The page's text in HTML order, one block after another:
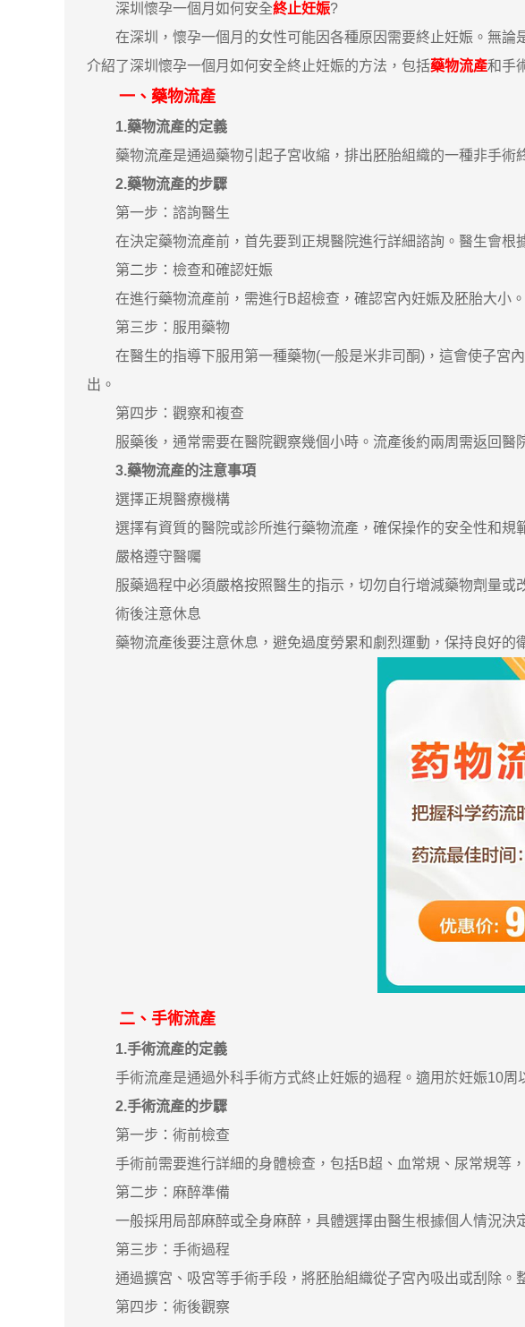
深圳懷孕一個月如何安全終止妊娠?
在深圳，懷孕一個月的女性可能因各種原因需要終止妊娠。無論
介紹了深圳懷孕一個月如何安全終止妊娠的方法，包括藥物流產和手
一、藥物流產
1.藥物流產的定義
藥物流產是通過藥物引起子宮收縮，排出胚胎組織的一種非手術
2.藥物流產的步驟
第一步：諮詢醫生
在決定藥物流產前，首先要到正規醫院進行詳細諮詢。醫生會根
第二步：檢查和確認妊娠
在進行藥物流產前，需進行B超檢查，確認宮內妊娠及胚胎大小。
第三步：服用藥物
在醫生的指導下服用第一種藥物(一般是米非司酮)，這會使子宮
出。
第四步：觀察和複查
服藥後，通常需要在醫院觀察幾個小時。流產後約兩周需返回醫
3.藥物流產的注意事項
選擇正規醫療機構
選擇有資質的醫院或診所進行藥物流產，確保操作的安全性和規
嚴格遵守醫囑
服藥過程中必須嚴格按照醫生的指示，切勿自行增減藥物劑量或
術後注意休息
藥物流產後要注意休息，避免過度勞累和劇烈運動，保持良好的
二、手術流產
1.手術流產的定義
手術流產是通過外科手術方式終止妊娠的過程。適用於妊娠10周
2.手術流產的步驟
第一步：術前檢查
手術前需要進行詳細的身體檢查，包括B超、血常規、尿常規等，
第二步：麻醉準備
一般採用局部麻醉或全身麻醉，具體選擇由醫生根據個人情況決
第三步：手術過程
通過擴宮、吸宮等手術手段，將胚胎組織從子宮內吸出或刮除。
第四步：術後觀察